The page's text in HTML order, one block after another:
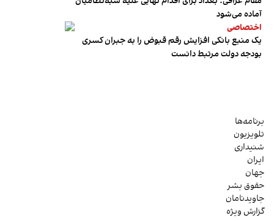
آماده می‌شود
اختصاصی
یک منبع بانکی افزایش رقم قبوض را به جبران کسری
بودجه دولت مرتبط دانست
برنامه‌ها
تلویزیون
شنیداری
ایران
جهان
حقوق بشر
جاویدنامان
گزارش ویژه